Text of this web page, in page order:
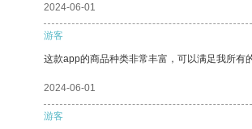
2024-06-01
游客
这款app的商品种类非常丰富，可以满足我所有
2024-06-01
游客